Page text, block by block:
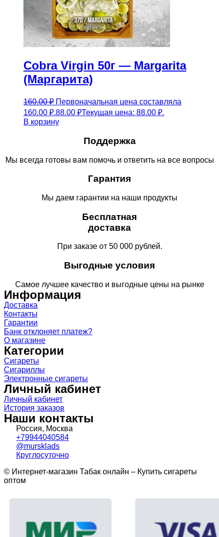
Cobra Virgin 50г — Margarita
(Маргарита)
160.00₽ Первоначальная цена составляла
160.00 ₽.88.00 ₽Текущая цена: 88.00 ₽.
В корзину
Поддержка
Мы всегда готовы вам помочь и ответить на все вопросы
Гарантия
Мы даем гарантии на наши продукты
Бесплатная
доставка
При заказе от 50 000 рублей.
Выгодные условия
Самое лучшее качество и выгодные цены на рынке
Информация
Доставка
Контакты
Гарантии
Банк отклоняет платеж?
О магазине
Категории
Сигареты
Сигариллы
Электронные сигареты
Личный кабинет
Личный кабинет
История заказов
Наши контакты
Россия, Москва
+79944040584
@mursklads
Круглосуточно
© Интернет-магазин Табак онлайн – Купить сигареты
оптом